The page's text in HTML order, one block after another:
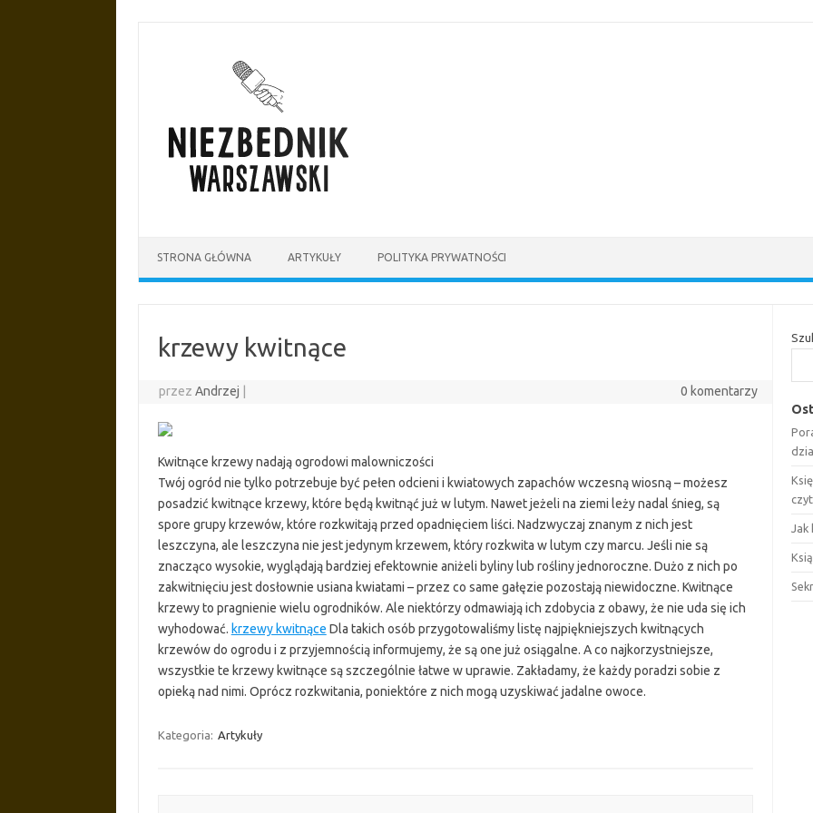
STRONA GŁÓWNA ARTYKUŁY POLITYKA PRYWATNOŚCI
krzewy kwitnące
przezAndrzej 0 komentarzy
Kwitnące krzewy nadają ogrodowi malowniczości
Twój ogród nie tylko potrzebuje być pełen odcieni i kwiatowych zapachów wczesną wiosną – możesz
posadzić kwitnące krzewy, które będą kwitnąć już w lutym. Nawet jeżeli na ziemi leży nadal śnieg, są
spore grupy krzewów, które rozkwitają przed opadnięciem liści. Nadzwyczaj znanym z nich jest
leszczyna, ale leszczyna nie jest jedynym krzewem, który rozkwita w lutym czy marcu. Jeśli nie są
znacząco wysokie, wyglądają bardziej efektownie aniżeli byliny lub rośliny jednoroczne. Dużo z nich po
zakwitnięciu jest dosłownie usiana kwiatami – przez co same gałęzie pozostają niewidoczne. Kwitnące
krzewy to pragnienie wielu ogrodników. Ale niektórzy odmawiają ich zdobycia z obawy, że nie uda się ich
wyhodować. krzewy kwitnące Dla takich osób przygotowaliśmy listę najpiękniejszych kwitnących
krzewów do ogrodu i z przyjemnością informujemy, że są one już osiągalne. A co najkorzystniejsze,
wszystkie te krzewy kwitnące są szczególnie łatwe w uprawie. Zakładamy, że każdy poradzi sobie z
opieką nad nimi. Oprócz rozkwitania, poniektóre z nich mogą uzyskiwać jadalne owoce.
Kategoria: Artykuły
Jak